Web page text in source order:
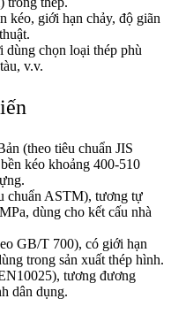
kéo, giới hạn chảy, độ giãn
dùng chọn loại thép phù
v.v.
(theo tiêu chuẩn JIS
kéo khoảng 400-510
chuẩn ASTM), tương tự
dùng cho kết cấu nhà
GB/T 700), có giới hạn
trong sản xuất thép hình.
tương đương
dân dụng.